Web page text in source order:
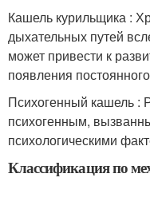
Кашель курильщика :
дыхательных путей
может привести к
появления
Психогенный кашель :
психогенным,
психологическими
Классификация по